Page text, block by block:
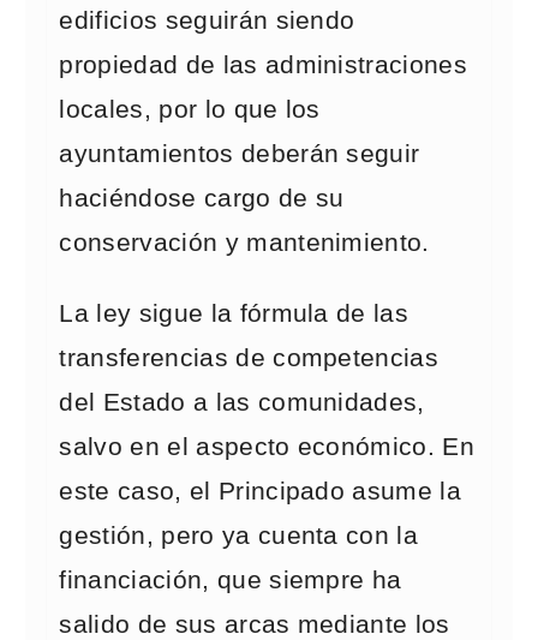
edificios seguirán siendo
propiedad de las administraciones
locales, por lo que los
ayuntamientos deberán seguir
haciéndose cargo de su
conservación y mantenimiento.
La ley sigue la fórmula de las
transferencias de competencias
del Estado a las comunidades,
salvo en el aspecto económico. En
este caso, el Principado asume la
gestión, pero ya cuenta con la
financiación, que siempre ha
salido de sus arcas mediante los